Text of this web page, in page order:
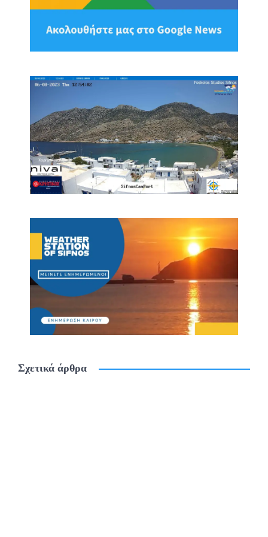
Σχετικά άρθρα